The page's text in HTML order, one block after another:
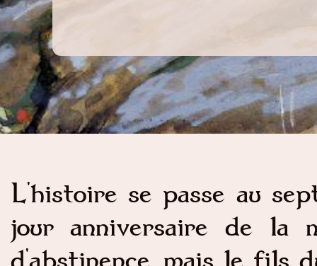
L'histoire se passe au
jour anniversaire de
d'abstinence, mais le fils